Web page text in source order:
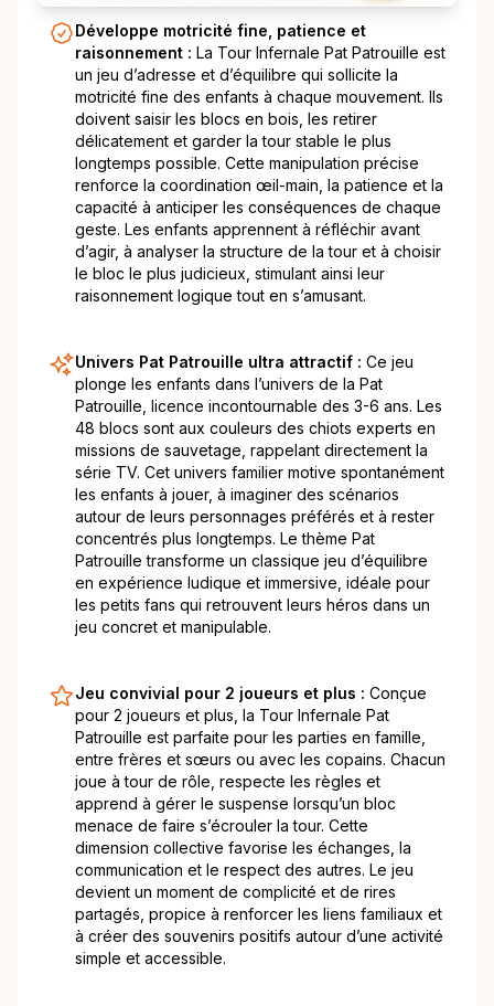
Développe motricité fine, patience et
raisonnement : La Tour Infernale Pat Patrouille est
un jeu d’adresse et d’équilibre qui sollicite la
motricité fine des enfants à chaque mouvement. Ils
doivent saisir les blocs en bois, les retirer
délicatement et garder la tour stable le plus
longtemps possible. Cette manipulation précise
renforce la coordination œil-main, la patience et la
capacité à anticiper les conséquences de chaque
geste. Les enfants apprennent à réfléchir avant
d’agir, à analyser la structure de la tour et à choisir
le bloc le plus judicieux, stimulant ainsi leur
raisonnement logique tout en s’amusant.
Univers Pat Patrouille ultra attractif : Ce jeu
plonge les enfants dans l’univers de la Pat
Patrouille, licence incontournable des 3-6 ans. Les
48 blocs sont aux couleurs des chiots experts en
missions de sauvetage, rappelant directement la
série TV. Cet univers familier motive spontanément
les enfants à jouer, à imaginer des scénarios
autour de leurs personnages préférés et à rester
concentrés plus longtemps. Le thème Pat
Patrouille transforme un classique jeu d’équilibre
en expérience ludique et immersive, idéale pour
les petits fans qui retrouvent leurs héros dans un
jeu concret et manipulable.
Jeu convivial pour 2 joueurs et plus : Conçue
pour 2 joueurs et plus, la Tour Infernale Pat
Patrouille est parfaite pour les parties en famille,
entre frères et sœurs ou avec les copains. Chacun
joue à tour de rôle, respecte les règles et
apprend à gérer le suspense lorsqu’un bloc
menace de faire s’écrouler la tour. Cette
dimension collective favorise les échanges, la
communication et le respect des autres. Le jeu
devient un moment de complicité et de rires
partagés, propice à renforcer les liens familiaux et
à créer des souvenirs positifs autour d’une activité
simple et accessible.